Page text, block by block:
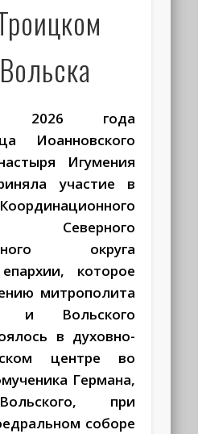
2026 года
Иоанновского
Игумения
участие в
округа
которое
митрополита
и Вольского
в духовно-
центре во
Германа,
при
соборе